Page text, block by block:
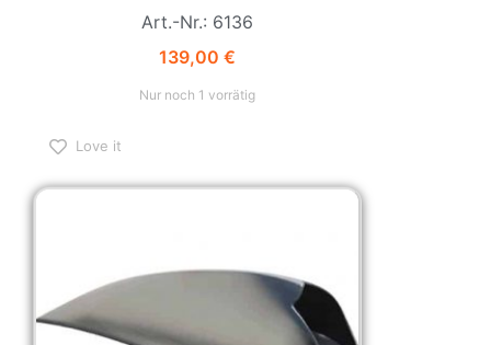
Art.-Nr.: 6136
139,00 €
Nur noch 1 vorrätig
Love it